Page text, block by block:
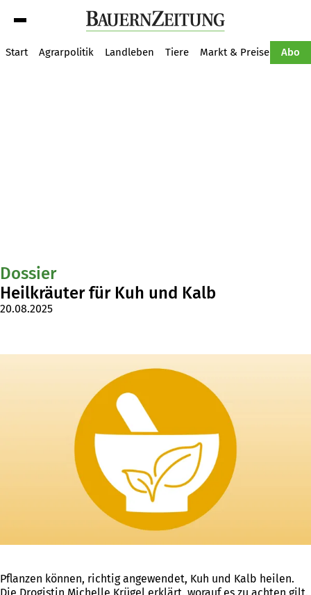
Start Agrarpolitik Landleben Tiere Markt & Preise Abo
Dossier
Heilkräuter für Kuh und Kalb
20.08.2025
Pflanzen können, richtig angewendet, Kuh und Kalb heilen.